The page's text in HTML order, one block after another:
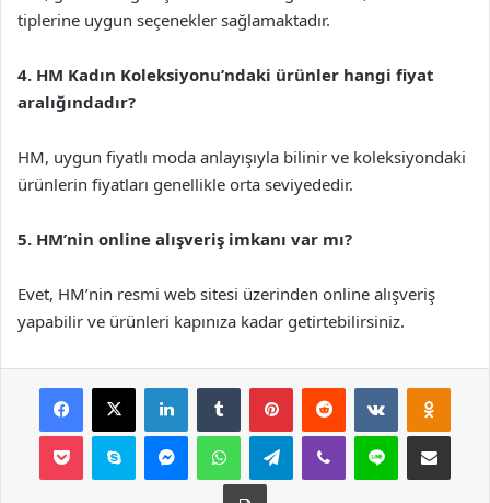
tiplerine uygun seçenekler sağlamaktadır.
4. HM Kadın Koleksiyonu’ndaki ürünler hangi fiyat
aralığındadır?
HM, uygun fiyatlı moda anlayışıyla bilinir ve koleksiyondaki
ürünlerin fiyatları genellikle orta seviyededir.
5. HM’nin online alışveriş imkanı var mı?
Evet, HM’nin resmi web sitesi üzerinden online alışveriş
yapabilir ve ürünleri kapınıza kadar getirtebilirsiniz.
Facebook
X LinkedInTumblr PinterestReddit VKontakte
Pocket Skype MessengerWhatsAppTelegramViber Line E-Posta ile
Yazdır